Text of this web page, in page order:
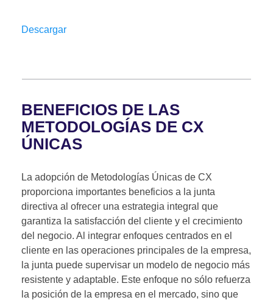
Descargar
BENEFICIOS DE LAS
METODOLOGÍAS DE CX
ÚNICAS
La adopción de Metodologías Únicas de CX
proporciona importantes beneficios a la junta
directiva al ofrecer una estrategia integral que
garantiza la satisfacción del cliente y el crecimiento
del negocio. Al integrar enfoques centrados en el
cliente en las operaciones principales de la empresa,
la junta puede supervisar un modelo de negocio más
resistente y adaptable. Este enfoque no sólo refuerza
la posición de la empresa en el mercado, sino que